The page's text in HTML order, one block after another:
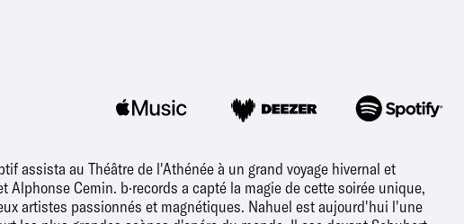
assista au Théâtre de l'Athénée à un grand voyage hivernal et
Alphonse Cemin. b·records a capté la magie de cette soirée unique,
artistes passionnés et magnétiques. Nahuel est aujourd'hui l'une